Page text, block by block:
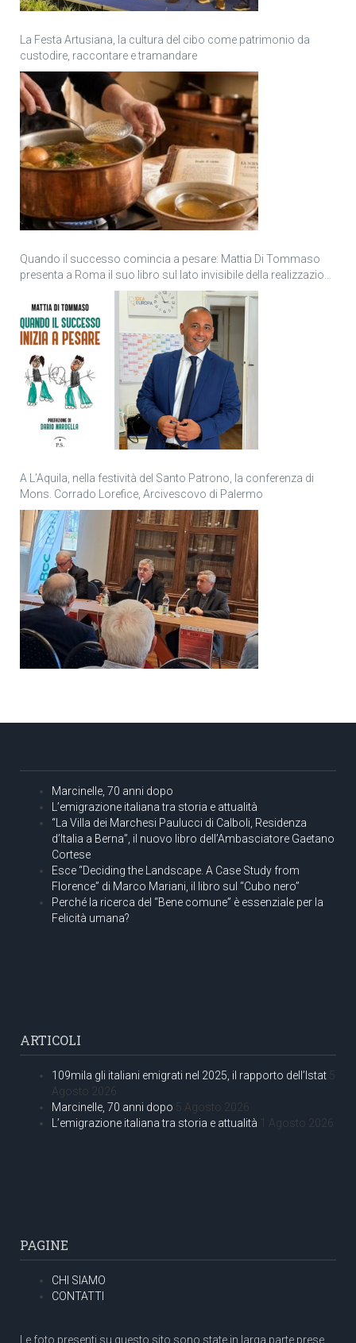
La Festa Artusiana, la cultura del cibo come patrimonio da
custodire, raccontare e tramandare
Quando il successo comincia a pesare: Mattia Di Tommaso
presenta a Roma il suo libro sul lato invisibile della realizzazione
A L’Aquila, nella festività del Santo Patrono, la conferenza di
Mons. Corrado Lorefice, Arcivescovo di Palermo
Marcinelle, 70 anni dopo
L’emigrazione italiana tra storia e attualità
“La Villa dei Marchesi Paulucci di Calboli, Residenza
d’Italia a Berna”, il nuovo libro dell’Ambasciatore Gaetano
Cortese
Esce “Deciding the Landscape. A Case Study from
Florence” di Marco Mariani, il libro sul “Cubo nero”
Perché la ricerca del “Bene comune” è essenziale per la
Felicità umana?
ARTICOLI
109mila gli italiani emigrati nel 2025, il rapporto dell’Istat 5
Agosto 2026
Marcinelle, 70 anni dopo 5 Agosto 2026
L’emigrazione italiana tra storia e attualità 1 Agosto 2026
PAGINE
CHI SIAMO
CONTATTI
Le foto presenti su questo sito sono state in larga parte prese